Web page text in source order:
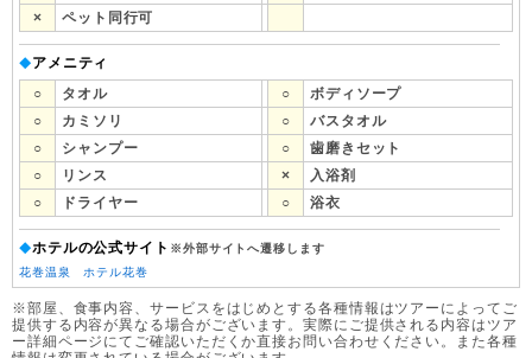
×
ペット同行可
◆アメニティ
○
タオル ○
ボディソープ
○
カミソリ ○
バスタオル
○
シャンプー ○
歯磨きセット
○
リンス ×
入浴剤
○
ドライヤー ○ 浴衣
◆ホテルの公式サイト ※外部サイトへ遷移します
花巻温泉 ホテル花巻
※部屋、食事内容、サービスをはじめとする各種情報はツアーによってご
提供する内容が異なる場合がございます。実際にご提供される内容はツア
ー詳細ページにてご確認いただくか直接お問い合わせください。また各種